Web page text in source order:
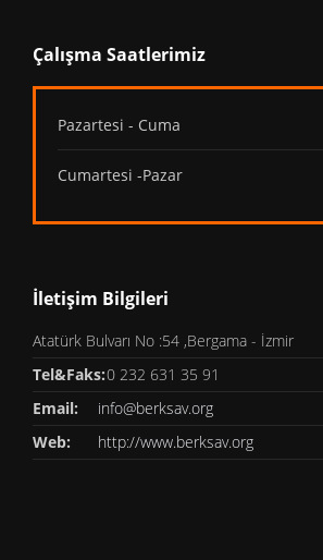
Çalışma Saatlerimiz
Pazartesi - Cuma
Cumartesi -Pazar
İletişim Bilgileri
Atatürk Bulvarı No :54 ,Bergama - İzmir
Tel&Faks:0 232 631 35 91
Email:
info@berksav.org
Web:
http://www.berksav.org